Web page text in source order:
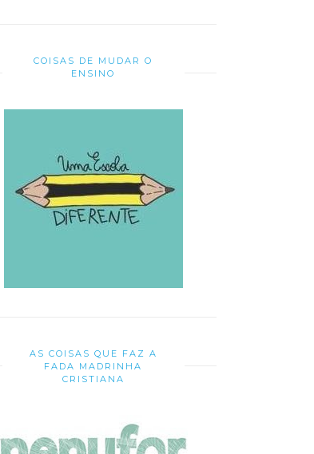
COISAS DE MUDAR O
ENSINO
AS COISAS QUE FAZ A
FADA MADRINHA
CRISTIANA